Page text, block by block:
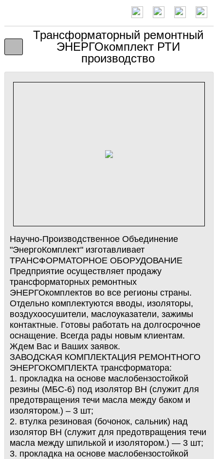
Трансформаторный ремонтный
ЭНЕРГОкомплект РТИ
производство
Научно-Производственное Объединение
"ЭнергоКомплект" изготавливает
ТРАНСФОРМАТОРНОЕ ОБОРУДОВАНИЕ
Предприятие осуществляет продажу
трансформаторных ремонтных
ЭНЕРГОкомплектов во все регионы страны.
Отдельно комплектуются вводы, изоляторы,
воздухоосушители, маслоуказатели, зажимы
контактные. Готовы работать на долгосрочное
оснащение. Всегда рады новым клиентам.
Ждем Вас и Ваших заявок.
ЗАВОДСКАЯ КОМПЛЕКТАЦИЯ РЕМОНТНОГО
ЭНЕРГОКОМПЛЕКТА трансформатора:
1. прокладка на основе маслобензостойкой
резины (МБС-6) под изолятор ВН (служит для
предотвращения течи масла между баком и
изолятором.) – 3 шт;
2. втулка резиновая (бочонок, сальник) над
изолятор ВН (служит для предотвращения течи
масла между шпилькой и изолятором.) — 3 шт;
3. прокладка на основе маслобензостойкой